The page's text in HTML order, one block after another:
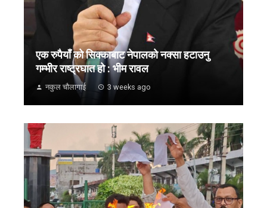
एक रुपैयाँ को सिक्काबाट नेपालको नक्सा हटाउनु
गम्भीर राष्ट्रघात हो : भीम रावल
नकुल चौलागाई 3 weeks ago